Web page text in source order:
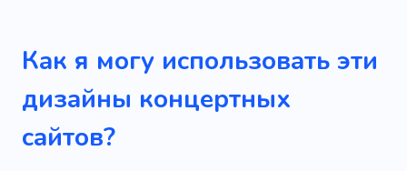
Образование
Как я могу использовать эти
дизайны концертных
сайтов?